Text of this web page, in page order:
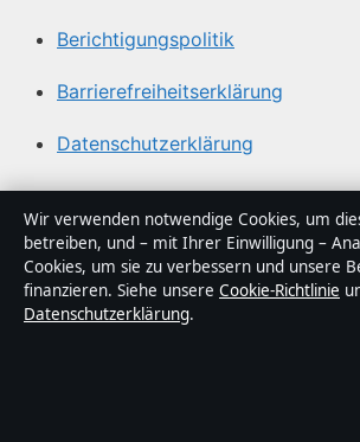
Berichtigungspolitik
Barrierefreiheitserklärung
Datenschutzerklärung
Über Lagepunkt in Kürze
Lagepunkt ist ein unabhängiger
Nachrichtenanbieter mit Fokus auf
Technik und Gesellschaft in
Wir verwenden notwendige Cookies, um
betreiben, und – mit Ihrer Einwilligung –
Cookies, um sie zu verbessern und unsere
finanzieren. Siehe unsere Cookie-Richtlinie
Datenschutzerklärung.